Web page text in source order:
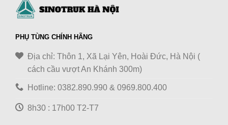
PHỤ TÙNG CHÍNH HÃNG
Địa chỉ: Thôn 1, Xã Lại Yên, Hoài Đức, Hà Nội (
cách cầu vượt An Khánh 300m)
Hotline: 0382.890.990 & 0969.800.400
8h30 : 17h00 T2-T7